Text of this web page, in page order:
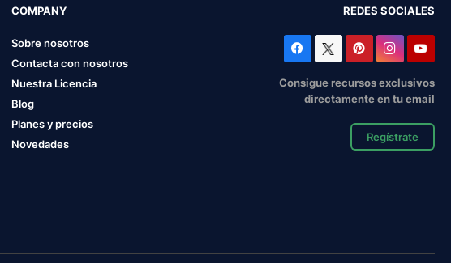
COMPANY
Sobre nosotros
Contacta con nosotros
Nuestra Licencia
Blog
Planes y precios
Novedades
REDES SOCIALES
Consigue recursos exclusivos
directamente en tu email
Regístrate